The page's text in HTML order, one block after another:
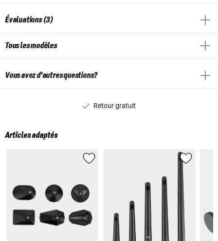
Évaluations (3)
Tous les modèles
Vous avez d'autres questions?
Retour gratuit
Articles adaptés